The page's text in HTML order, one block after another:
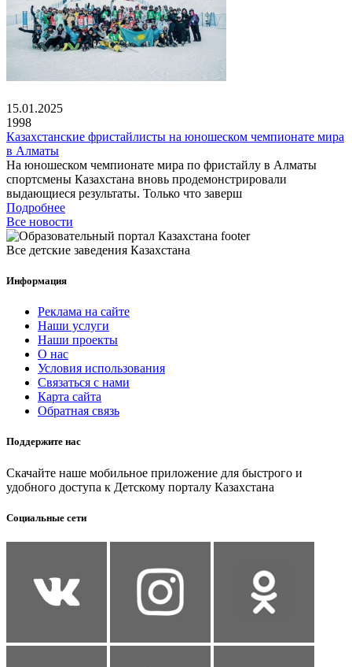
15.01.2025
1998
Казахстанские фристайлисты на юношеском чемпионате мира
в Алматы
На юношеском чемпионате мира по фристайлу в Алматы
спортсмены Казахстана вновь продемонстрировали
выдающиеся результаты. Только что заверш
Подробнее
Все новости
Все детские заведения Казахстана
Информация
Реклама на сайте
Наши услуги
Наши проекты
О нас
Условия использования
Связаться с нами
Карта сайта
Обратная связь
Поддержите нас
Скачайте наше мобильное приложение для быстрого и
удобного доступа к Детскому порталу Казахстана
Социальные сети